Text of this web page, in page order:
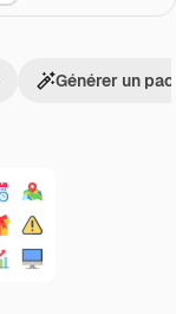
Générer un